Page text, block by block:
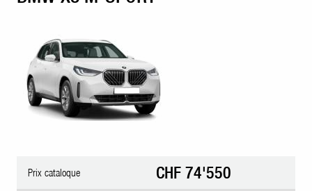
Prix cataloque CHF 74'550